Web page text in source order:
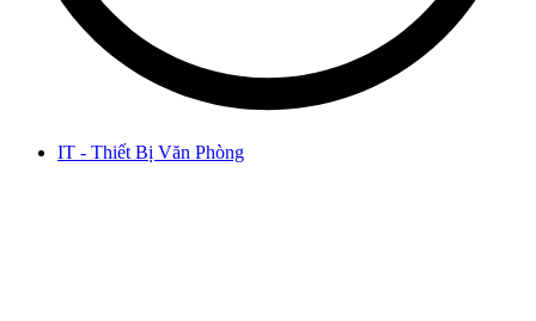
IT - Thiết Bị Văn Phòng